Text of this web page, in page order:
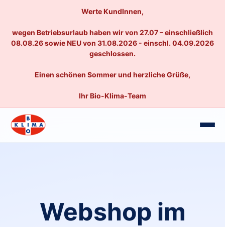
Werte KundInnen,
wegen Betriebsurlaub haben wir von 27.07 – einschließlich
08.08.26 sowie NEU von 31.08.2026 - einschl. 04.09.2026
geschlossen.
Einen schönen Sommer und herzliche Grüße,
Ihr Bio-Klima-Team
Webshop im